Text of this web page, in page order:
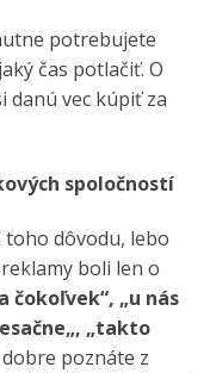
potrebujete
čas potlačiť. O
danú vec kúpiť za
spoločností
toho dôvodu, lebo
boli len o
čokoľvek“, „u nás
„, „takto
poznáte z